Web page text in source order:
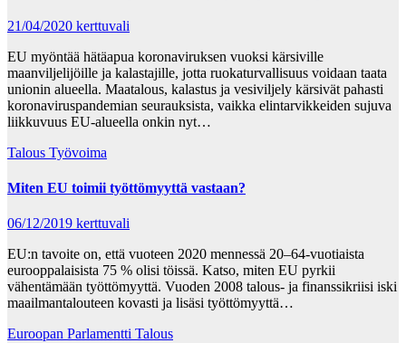
21/04/2020 kerttuvali
EU myöntää hätäapua koronaviruksen vuoksi kärsiville
maanviljelijöille ja kalastajille, jotta ruokaturvallisuus voidaan taata
unionin alueella. Maatalous, kalastus ja vesiviljely kärsivät pahasti
koronaviruspandemian seurauksista, vaikka elintarvikkeiden sujuva
liikkuvuus EU-alueella onkin nyt…
Talous Työvoima
Miten EU toimii työttömyyttä vastaan?
06/12/2019 kerttuvali
EU:n tavoite on, että vuoteen 2020 mennessä 20–64-vuotiaista
eurooppalaisista 75 % olisi töissä. Katso, miten EU pyrkii
vähentämään työttömyyttä. Vuoden 2008 talous- ja finanssikriisi iski
maailmantalouteen kovasti ja lisäsi työttömyyttä…
Euroopan Parlamentti Talous